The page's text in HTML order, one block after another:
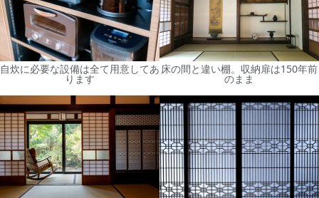
自炊に必要な設備は全て用意してあ
ります
床の間と違い棚。収納扉は150年前
のまま